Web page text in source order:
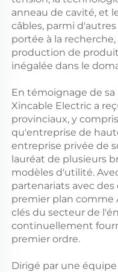
anneau de cavité, et
câbles, parmi
portée à la
production de
inégalée dans le
En témoignage de
Xincable Electric a
provinciaux, y
qu'entreprise de
entreprise privée de
lauréat de plusieurs
modèles d'utilité.
partenariats avec
premier plan comme
clés du secteur de
continuellement
premier ordre.
Dirigé par une